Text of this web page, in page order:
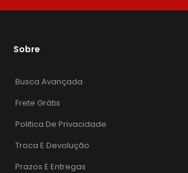
Sobre
Busca Avançada
Frete Grátis
Politica De Privacidade
Troca E Devolução
Prazos E Entregas